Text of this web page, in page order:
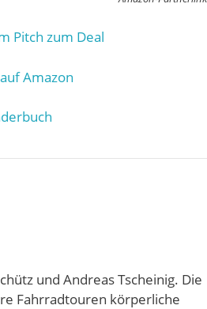
Pitch zum Deal
Amazon
und Andreas Tscheinig. Die
Fahrradtouren körperliche